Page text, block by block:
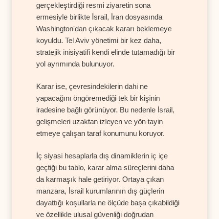
gerçekleştirdiği resmi ziyaretin sona
ermesiyle birlikte İsrail, İran dosyasında
Washington'dan çıkacak kararı beklemeye
koyuldu. Tel Aviv yönetimi bir kez daha,
stratejik inisiyatifi kendi elinde tutamadığı bir
yol ayrımında bulunuyor.
Karar ise, çevresindekilerin dahi ne
yapacağını öngöremediği tek bir kişinin
iradesine bağlı görünüyor. Bu nedenle İsrail,
gelişmeleri uzaktan izleyen ve yön tayin
etmeye çalışan taraf konumunu koruyor.
İç siyasi hesaplarla dış dinamiklerin iç içe
geçtiği bu tablo, karar alma süreçlerini daha
da karmaşık hale getiriyor. Ortaya çıkan
manzara, İsrail kurumlarının dış güçlerin
dayattığı koşullarla ne ölçüde başa çıkabildiği
ve özellikle ulusal güvenliği doğrudan